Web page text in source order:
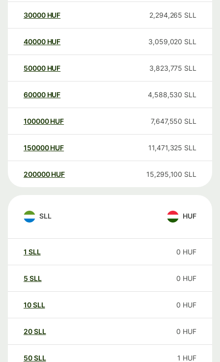
30000 HUF 2,294,265 SLL
40000 HUF 3,059,020 SLL
50000 HUF 3,823,775 SLL
60000 HUF 4,588,530 SLL
100000 HUF 7,647,550 SLL
150000 HUF 11,471,325 SLL
200000 HUF 15,295,100 SLL
SLL HUF
1 SLL 0 HUF
5 SLL 0 HUF
10SLL 0 HUF
20SLL 0 HUF
50SLL 1 HUF